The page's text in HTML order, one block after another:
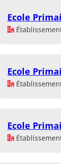
Ecole
Ecole
Ecole